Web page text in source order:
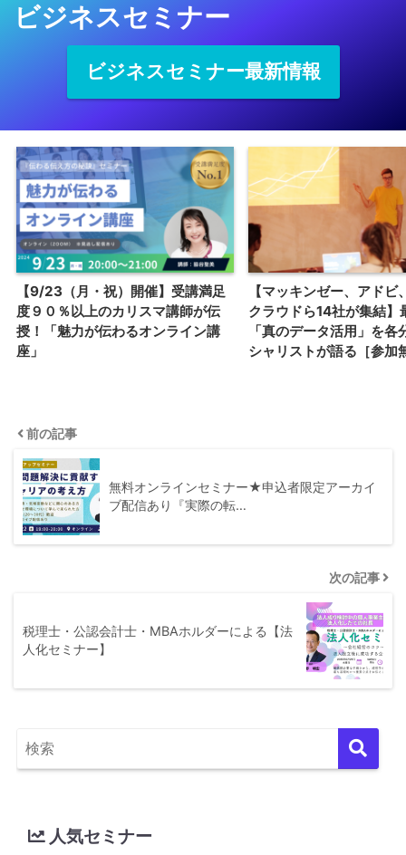
ビジネスセミナー
ビジネスセミナー最新情報
【9/23（月・祝）開催】受講満足
度９０％以上のカリスマ講師が伝
授！「魅力が伝わるオンライン講
座」
【マッキンゼー、アドビ
クラウドら14社が集結】
「真のデータ活用」を各
シャリストが語る［参加
前の記事
無料オンラインセミナー★申込者限定アーカイ
ブ配信あり『実際の転…
次の記事
税理士・公認会計士・MBAホルダーによる【法
人化セミナー】
人気セミナー